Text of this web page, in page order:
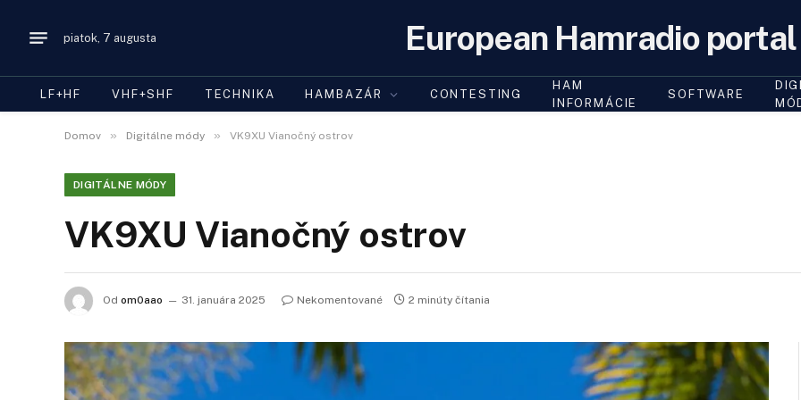
piatok, 7 augusta European Hamradio portal
LF+HF VHF+SHF TECHNIKA HAMBAZÁR CONTESTING
HAM
INFORMÁCIE
SOFTWARE
Domov » Digitálne módy » VK9XU Vianočný ostrov
DIGITÁLNE MÓDY
VK9XU Vianočný ostrov
Od om0aao 31. januára 2025 Nekomentované 2 minúty čítania